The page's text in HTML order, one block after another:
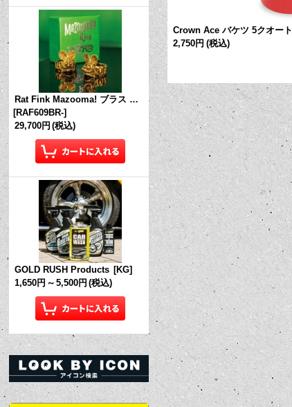
Rat Fink Mazooma! ブラス リング
[RAF609BR-]
29,700円 (税込)
GOLD RUSH Products [KG]
1,650円 ～ 5,500円 (税込)
サイン (フェイス マスク 必須) Crown Ace バケツ 5クオート
2,750円 (税込)